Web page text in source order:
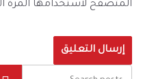
المتصفح لاستخدامها المرة